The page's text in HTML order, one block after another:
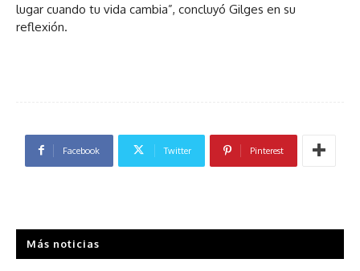
lugar cuando tu vida cambia”, concluyó Gilges en su
reflexión.
Facebook Twitter Pinterest
Más noticias